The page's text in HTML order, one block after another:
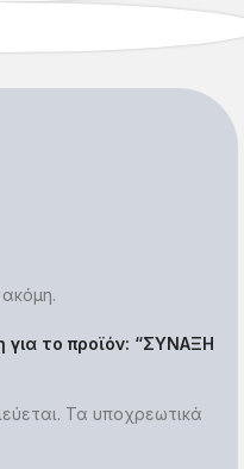
για το προϊόν: “ΣΥΝΑΞΗ
Τα υποχρεωτικά